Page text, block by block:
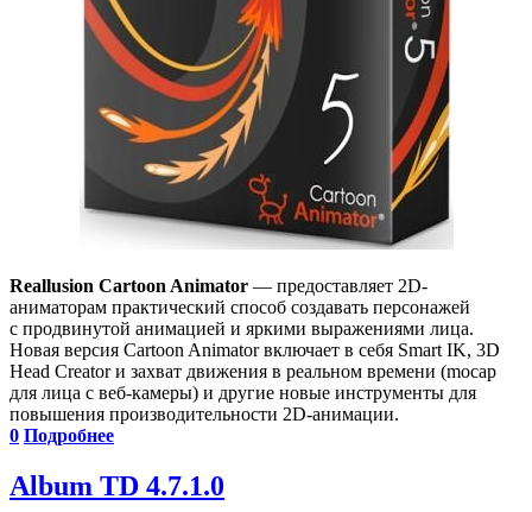
Reallusion Cartoon Animator — предоставляет 2D-
аниматорам практический способ создавать персонажей
с продвинутой анимацией и яркими выражениями лица.
Новая версия Cartoon Animator включает в себя Smart IK, 3D
Head Creator и захват движения в реальном времени (mocap
для лица с веб-камеры) и другие новые инструменты для
повышения производительности 2D-анимации.
0 Подробнее
Album TD 4.7.1.0